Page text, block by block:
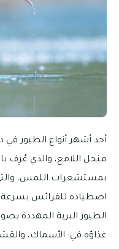
أحد أشهر أنواع الطيور في
منجل اللامع، والذي عُرِف
بمستشعرات اللمس،
اصطياده للفرائس
الطيور البرية المهددة
غذاؤه في: الأسماك،